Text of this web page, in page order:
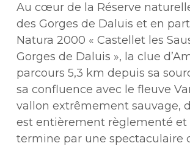
Au cœur de la Réserve
des Gorges de Daluis et en
Natura 2000 « Castellet les
Gorges de Daluis », la clue
parcours 5,3 km depuis sa
sa confluence avec le fleuve
vallon extrêmement sauvage,
est entièrement règlementé et
termine par une spectaculaire